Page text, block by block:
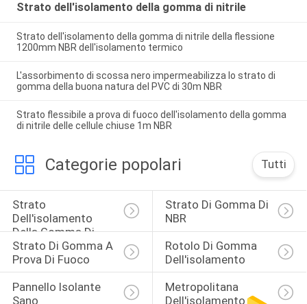
Strato dell'isolamento della gomma di nitrile
Strato dell'isolamento della gomma di nitrile della flessione
1200mm NBR dell'isolamento termico
L'assorbimento di scossa nero impermeabilizza lo strato di
gomma della buona natura del PVC di 30m NBR
Strato flessibile a prova di fuoco dell'isolamento della gomma
di nitrile delle cellule chiuse 1m NBR
Categorie popolari Tutti
Strato
Dell'isolamento
Della Gomma Di
Nitrile
Strato Di Gomma Di
NBR
Strato Di Gomma A
Prova Di Fuoco
Rotolo Di Gomma
Dell'isolamento
Pannello Isolante
Sano
Metropolitana
Dell'isolamento